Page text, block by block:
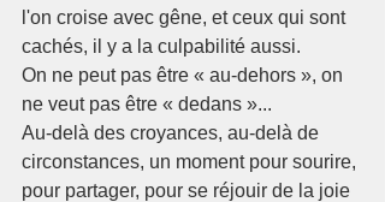
l'on croise avec gêne, et ceux qui sont
cachés, il y a la culpabilité aussi.
On ne peut pas être « au-dehors », on
ne veut pas être « dedans »...
Au-delà des croyances, au-delà de
circonstances, un moment pour sourire,
pour partager, pour se réjouir de la joie